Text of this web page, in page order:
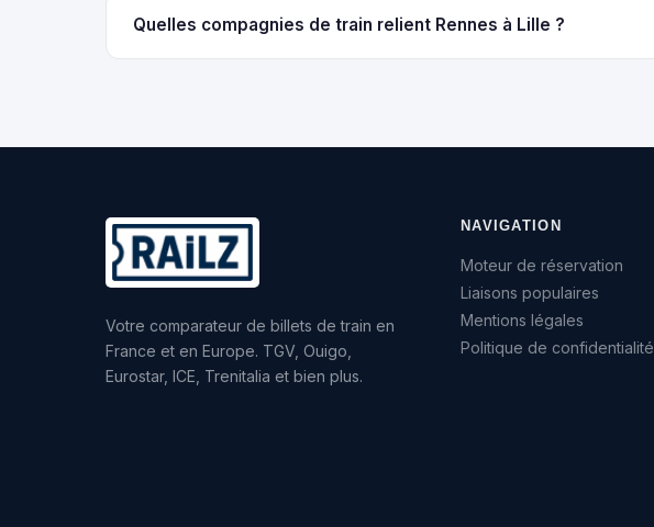
Quelles compagnies de train relient Rennes à Lille ?
Votre comparateur de billets de train en
France et en Europe. TGV, Ouigo,
Eurostar, ICE, Trenitalia et bien plus.
NAVIGATION
Moteur de réservation
Liaisons populaires
Mentions légales
Politique de confidentialité